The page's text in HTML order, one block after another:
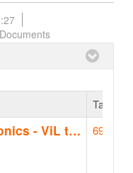
Taille
Electronics - ViL testing_Dec2020
696k